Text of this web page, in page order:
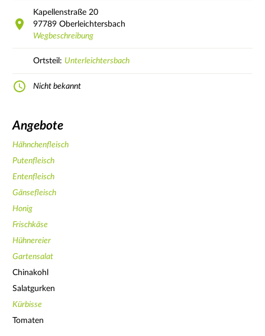
Kapellenstraße 20
97789 Oberleichtersbach
Wegbeschreibung
Ortsteil: Unterleichtersbach
Nicht bekannt
Angebote
Hähnchenfleisch
Putenfleisch
Entenfleisch
Gänsefleisch
Honig
Frischkäse
Hühnereier
Gartensalat
Chinakohl
Salatgurken
Kürbisse
Tomaten